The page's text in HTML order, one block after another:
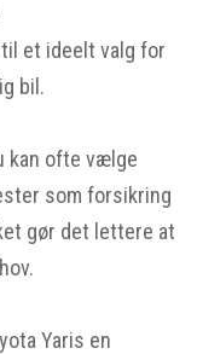
et ideelt valg for
bil.
kan ofte vælge
som forsikring
gør det lettere at
Yaris en